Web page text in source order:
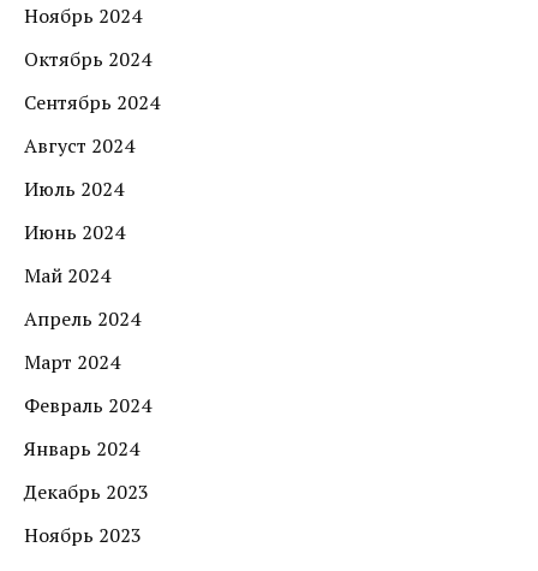
Ноябрь 2024
Октябрь 2024
Сентябрь 2024
Август 2024
Июль 2024
Июнь 2024
Май 2024
Апрель 2024
Март 2024
Февраль 2024
Январь 2024
Декабрь 2023
Ноябрь 2023